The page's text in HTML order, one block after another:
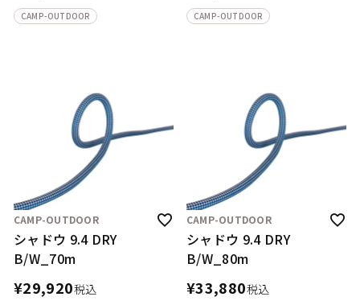
CAMP-OUTDOOR CAMP-OUTDOOR
CAMP-OUTDOOR
シャドウ 9.4 DRY
B/W_70m
¥29,920税込
CAMP-OUTDOOR
シャドウ 9.4 DRY
B/W_80m
¥33,880税込